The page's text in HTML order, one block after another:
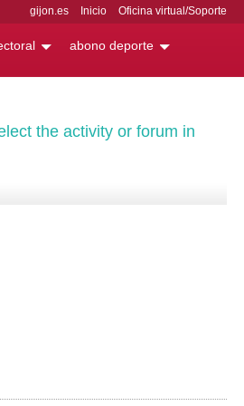
gijon.es Inicio Oficina virtual/Soporte
abono deporte
the activity or forum in